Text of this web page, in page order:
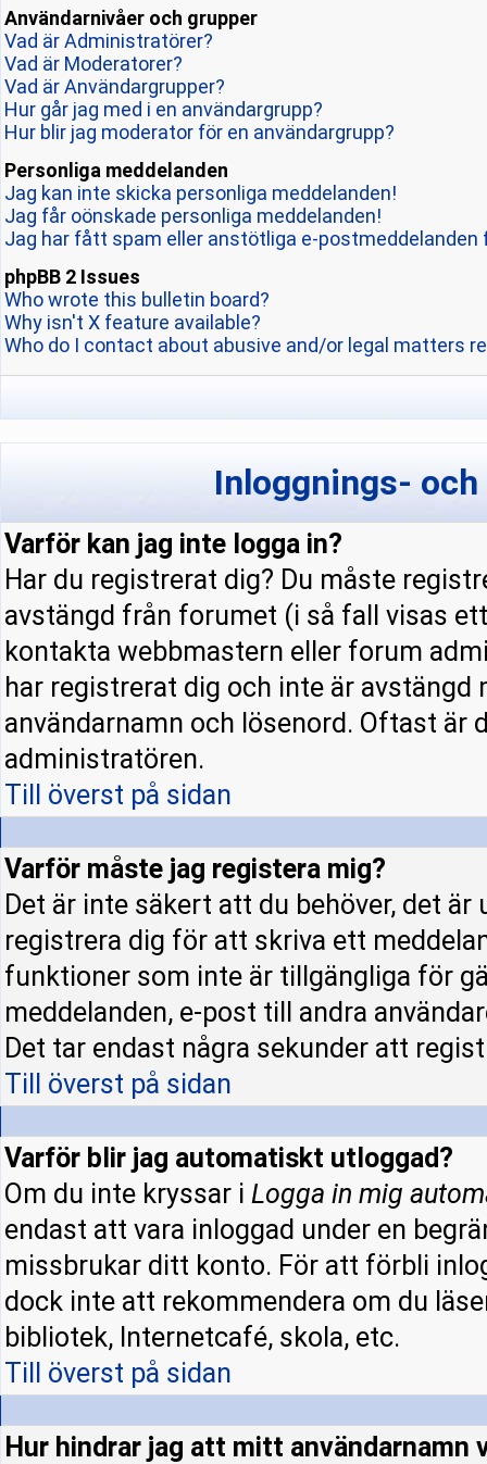
Användarnivåer och grupper
Vad är Administratörer?
Vad är Moderatorer?
Vad är Användargrupper?
Hur går jag med i en användargrupp?
Hur blir jag moderator för en användargrupp?
Personliga meddelanden
Jag kan inte skicka personliga meddelanden!
Jag får oönskade personliga meddelanden!
Jag har fått spam eller anstötliga e-postmeddelanden
phpBB 2 Issues
Who wrote this bulletin board?
Why isn't X feature available?
Who do I contact about abusive and/or legal matters
Inloggnings-
Varför kan jag inte logga in?
Har du registrerat dig? Du måste
avstängd från forumet (i så fall visas
kontakta webbmastern eller forum
har registrerat dig och inte är
användarnamn och lösenord. Oftast
administratören.
Till överst på sidan
Varför måste jag registera mig?
Det är inte säkert att du behöver, det
registrera dig för att skriva ett
funktioner som inte är tillgängliga för
meddelanden, e-post till andra
Det tar endast några sekunder att
Till överst på sidan
Varför blir jag automatiskt utloggad?
Om du inte kryssar i Logga in mig
endast att vara inloggad under en
missbrukar ditt konto. För att förbli
dock inte att rekommendera om du
bibliotek, Internetcafé, skola, etc.
Till överst på sidan
Hur hindrar jag att mitt användarnamn